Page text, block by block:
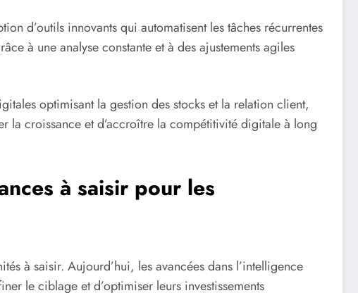
d’outils innovants qui automatisent les tâches récurrentes
à une analyse constante et à des ajustements agiles
optimisant la gestion des stocks et la relation client,
la croissance et d’accroître la compétitivité digitale à long
à saisir pour les
à saisir. Aujourd’hui, les avancées dans l’intelligence
le ciblage et d’optimiser leurs investissements